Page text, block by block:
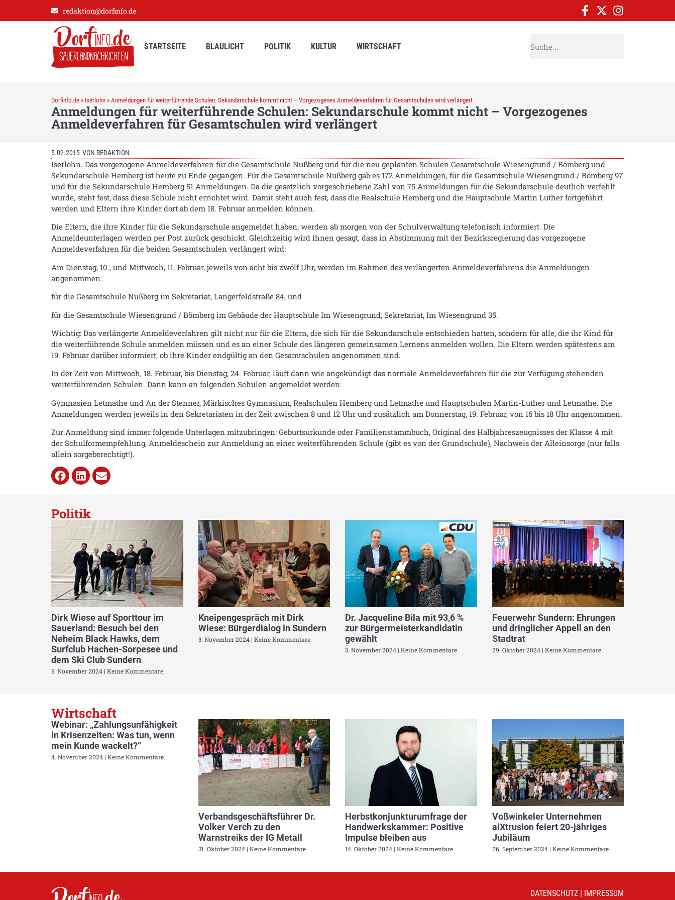
redaktion@dorfinfo.de
STARTSEITE BLAULICHT POLITIK KULTUR WIRTSCHAFT
Dorfinfo.de » Iserlohn » Anmeldungen für weiterführende Schulen: Sekundarschule kommt nicht – Vorgezogenes Anmeldeverfahren für Gesamtschulen wird verlängert
Anmeldungen für weiterführende Schulen: Sekundarschule kommt nicht – Vorgezogenes
Anmeldeverfahren für Gesamtschulen wird verlängert
5.02.2015 VON REDAKTION
Iserlohn. Das vorgezogene Anmeldeverfahren für die Gesamtschule Nußberg und für die neu geplanten Schulen Gesamtschule Wiesengrund / Bömberg und
Sekundarschule Hemberg ist heute zu Ende gegangen. Für die Gesamtschule Nußberg gab es 172 Anmeldungen, für die Gesamtschule Wiesengrund / Bömberg 97
und für die Sekundarschule Hemberg 51 Anmeldungen. Da die gesetzlich vorgeschriebene Zahl von 75 Anmeldungen für die Sekundarschule deutlich verfehlt
wurde, steht fest, dass diese Schule nicht errichtet wird. Damit steht auch fest, dass die Realschule Hemberg und die Hauptschule Martin Luther fortgeführt
werden und Eltern ihre Kinder dort ab dem 18. Februar anmelden können.
Die Eltern, die ihre Kinder für die Sekundarschule angemeldet haben, werden ab morgen von der Schulverwaltung telefonisch informiert. Die
Anmeldeunterlagen werden per Post zurück geschickt. Gleichzeitig wird ihnen gesagt, dass in Abstimmung mit der Bezirksregierung das vorgezogene
Anmeldeverfahren für die beiden Gesamtschulen verlängert wird:
Am Dienstag, 10., und Mittwoch, 11. Februar, jeweils von acht bis zwölf Uhr, werden im Rahmen des verlängerten Anmeldeverfahrens die Anmeldungen
angenommen:
für die Gesamtschule Nußberg im Sekretariat, Langerfeldstraße 84, und
für die Gesamtschule Wiesengrund / Bömberg im Gebäude der Hauptschule Im Wiesengrund, Sekretariat, Im Wiesengrund 35.
Wichtig: Das verlängerte Anmeldeverfahren gilt nicht nur für die Eltern, die sich für die Sekundarschule entschieden hatten, sondern für alle, die ihr Kind für
die weiterführende Schule anmelden müssen und es an einer Schule des längeren gemeinsamen Lernens anmelden wollen. Die Eltern werden spätestens am
19. Februar darüber informiert, ob ihre Kinder endgültig an den Gesamtschulen angenommen sind.
In der Zeit von Mittwoch, 18. Februar, bis Dienstag, 24. Februar, läuft dann wie angekündigt das normale Anmeldeverfahren für die zur Verfügung stehenden
weiterführenden Schulen. Dann kann an folgenden Schulen angemeldet werden:
Gymnasien Letmathe und An der Stenner, Märkisches Gymnasium, Realschulen Hemberg und Letmathe und Hauptschulen Martin-Luther und Letmathe. Die
Anmeldungen werden jeweils in den Sekretariaten in der Zeit zwischen 8 und 12 Uhr und zusätzlich am Donnerstag, 19. Februar, von 16 bis 18 Uhr angenommen.
Zur Anmeldung sind immer folgende Unterlagen mitzubringen: Geburtsurkunde oder Familienstammbuch, Original des Halbjahreszeugnisses der Klasse 4 mit
der Schulformempfehlung, Anmeldeschein zur Anmeldung an einer weiterführenden Schule (gibt es von der Grundschule), Nachweis der Alleinsorge (nur falls
allein sorgeberechtigt!).
Politik
Dirk Wiese auf Sporttour im
Sauerland: Besuch bei den
Neheim Black Hawks, dem
Surfclub Hachen-Sorpesee und
dem Ski Club Sundern
5. November 2024 Keine Kommentare
Kneipengespräch mit Dirk
Wiese: Bürgerdialog in Sundern
3. November 2024 Keine Kommentare
Dr. Jacqueline Bila mit 93,6 %
zur Bürgermeisterkandidatin
gewählt
3. November 2024 Keine Kommentare
Feuerwehr Sundern: Ehrungen
und dringlicher Appell an den
Stadtrat
29. Oktober 2024 Keine Kommentare
Wirtschaft
Webinar: „Zahlungsunfähigkeit
in Krisenzeiten: Was tun, wenn
mein Kunde wackelt?“
4. November 2024 Keine Kommentare
Verbandsgeschäftsführer Dr.
Volker Verch zu den
Warnstreiks der IG Metall
31. Oktober 2024 Keine Kommentare
Herbstkonjunkturumfrage der
Handwerkskammer: Positive
Impulse bleiben aus
14. Oktober 2024 Keine Kommentare
Voßwinkeler Unternehmen
aiXtrusion feiert 20-jähriges
Jubiläum
26. September 2024 Keine Kommentare
DATENSCHUTZ | IMPRESSUM